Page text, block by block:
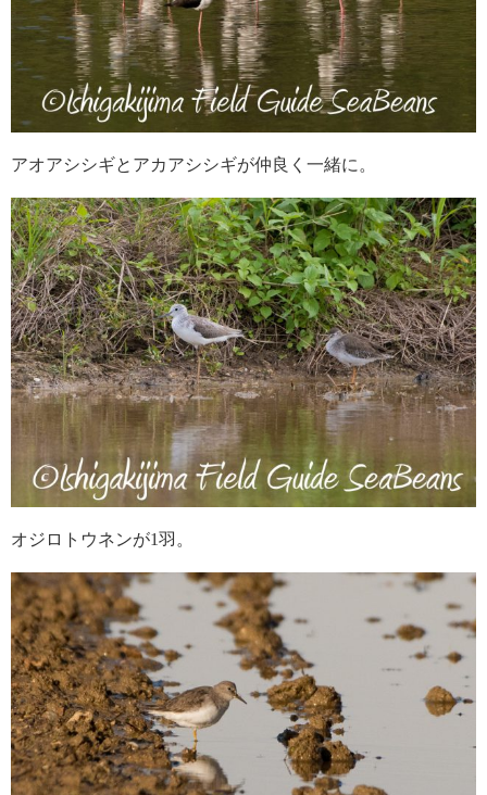
アオアシシギとアカアシシギが仲良く一緒に。
オジロトウネンが1羽。